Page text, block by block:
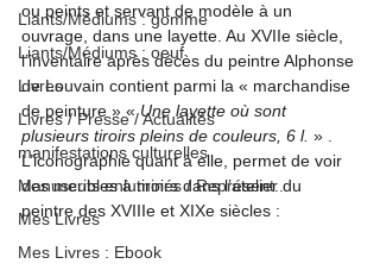
Liants/Médiums : gomme
Liants/Médiums : oeuf
Livres
Livres / Presse / Actualités
manifestations culturelles
Manuscrits enluminés / Représent...
Mes Livres
Mes Livres : Ebook
ou peints et servant de modèle à un
ouvrage, dans une layette. Au XVIIe siècle,
l’inventaire après décès du peintre Alphonse
de Louvain contient parmi la « marchandise
de peinture » « Une layette où sont
plusieurs tiroirs pleins de couleurs, 6 l. »
L’iconographie quant à elle, permet de voir
des meubles à tiroirs dans l’atelier du
peintre des XVIIIe et XIXe siècles :